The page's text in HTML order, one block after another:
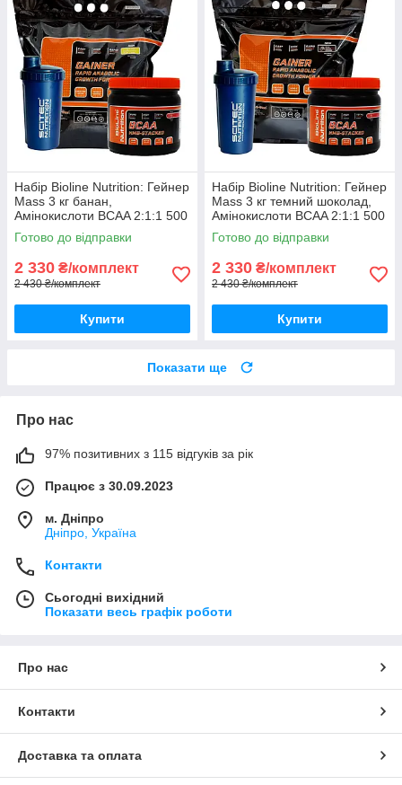
Набір Bioline Nutrition: Гейнер
Mass 3 кг банан,
Амінокислоти BCAA 2:1:1 500
г, Шейкер
Готово до відправки
2 330 ₴/комплект
2 430 ₴/комплект
Купити
Набір Bioline Nutrition: Гейнер
Mass 3 кг темний шоколад,
Амінокислоти BCAA 2:1:1 500
г, Шейкер
Готово до відправки
2 330 ₴/комплект
2 430 ₴/комплект
Купити
Показати ще
Про нас
97% позитивних з 115 відгуків за рік
Працює з 30.09.2023
м. Дніпро
Дніпро, Україна
Контакти
Сьогодні вихідний
Показати весь графік роботи
Про нас
Контакти
Доставка та оплата